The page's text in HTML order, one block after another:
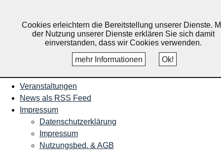
Ruppichteroth, Schönenberg,
Winterscheid
Veranstaltungen
News als RSS Feed
Impressum
Datenschutzerklärung
Impressum
Nutzungsbed. & AGB
Cookies erleichtern die Bereitstellung unserer Dienste.
der Nutzung unserer Dienste erklären Sie sich damit
einverstanden, dass wir Cookies verwenden.
mehr Informationen
Ok!